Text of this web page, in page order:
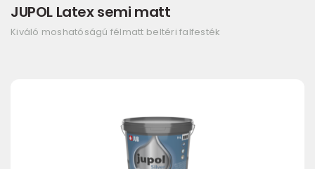
JUPOL Latex semi matt
Kiváló moshatóságú félmatt beltéri falfesték